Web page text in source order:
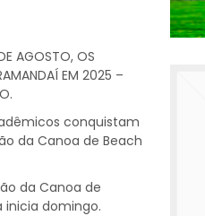
AGOSTO, OS
EM 2025 –
conquistam
da Canoa de Beach
da Canoa de
inicia domingo.